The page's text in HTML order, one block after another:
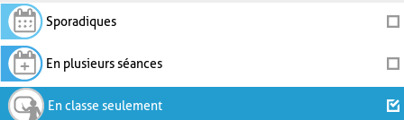
Sporadiques
En plusieurs séances
En classe seulement